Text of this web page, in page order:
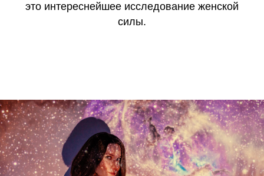
это интереснейшее исследование женской
силы.